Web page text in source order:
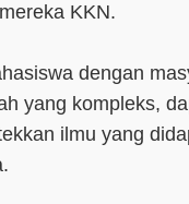
KKN.
dengan
yang kompleks,
ilmu yang